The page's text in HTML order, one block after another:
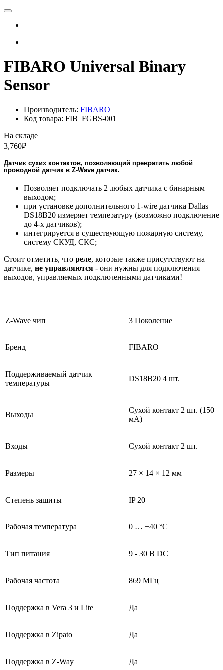
FIBARO Universal Binary
Sensor
Производитель: FIBARO
Код товара: FIB_FGBS-001
На складе
3,760₽
Датчик сухих контактов, позволяющий превратить любой
проводной датчик в Z-Wave датчик.
Позволяет подключать 2 любых датчика с бинарным
выходом;
при установке дополнительного 1-wire датчика Dallas
DS18B20 измеряет температуру (возможно подключение
до 4-х датчиков);
интегрируется в существующую пожарную систему,
систему СКУД, СКС;
Стоит отметить, что реле, которые также присутствуют на
датчике, не управляются - они нужны для подключения
выходов, управляемых подключенными датчиками!
Z-Wave чип 3 Поколение
Бренд FIBARO
Поддерживаемый датчик
температуры
DS18B20 4 шт.
Выходы
Сухой контакт 2 шт. (150
мА)
Входы Сухой контакт 2 шт.
Размеры 27 × 14 × 12 мм
Степень защиты IP 20
Рабочая температура 0 … +40 °C
Тип питания 9 - 30 В DC
Рабочая частота 869 МГц
Поддержка в Vera 3 и Lite Да
Поддержка в Zipato Да
Поддержка в Z-Way Да